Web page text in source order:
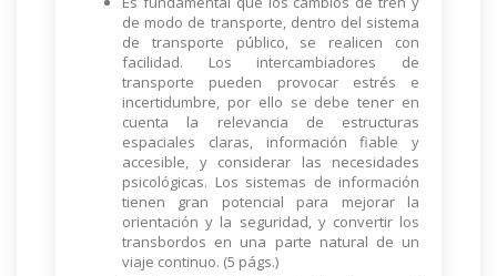
de modo de transporte, dentro del sistema
de transporte público, se realicen con
facilidad. Los intercambiadores de
transporte pueden provocar estrés e
incertidumbre, por ello se debe tener en
cuenta la relevancia de estructuras
espaciales claras, información fiable y
accesible, y considerar las necesidades
psicológicas. Los sistemas de información
tienen gran potencial para mejorar la
orientación y la seguridad, y convertir los
transbordos en una parte natural de un
viaje continuo. (5 págs.)